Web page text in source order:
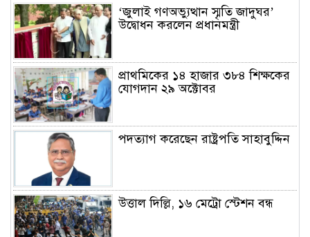
‘জুলাই গণঅভ্যুত্থান স্মৃতি জাদুঘর’
উদ্বোধন করলেন প্রধানমন্ত্রী
প্রাথমিকের ১৪ হাজার ৩৮৪ শিক্ষকের
যোগদান ২৯ অক্টোবর
পদত্যাগ করেছেন রাষ্ট্রপতি সাহাবুদ্দিন
উত্তাল দিল্লি, ১৬ মেট্রো স্টেশন বন্ধ